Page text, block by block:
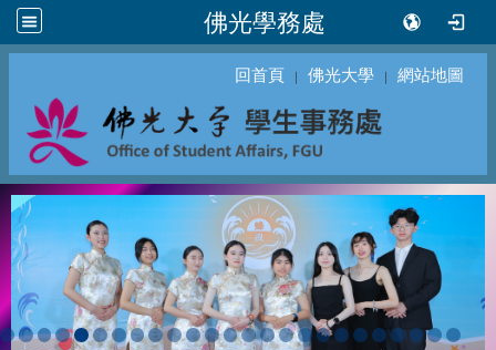
佛光學務處
回首頁 ｜ 佛光大學 ｜ 網站地圖